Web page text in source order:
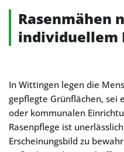
Rasenmähen
individuellem
In Wittingen legen die
gepflegte Grünflächen, sei
oder kommunalen
Rasenpflege ist
Erscheinungsbild zu